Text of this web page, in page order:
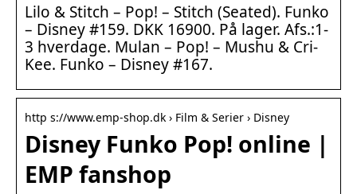
Lilo & Stitch – Pop! – Stitch (Seated). Funko
– Disney #159. DKK 16900. På lager. Afs.:1-
3 hverdage. Mulan – Pop! – Mushu & Cri-
Kee. Funko – Disney #167.
http s://www.emp-shop.dk › Film & Serier › Disney
Disney Funko Pop! online |
EMP fanshop